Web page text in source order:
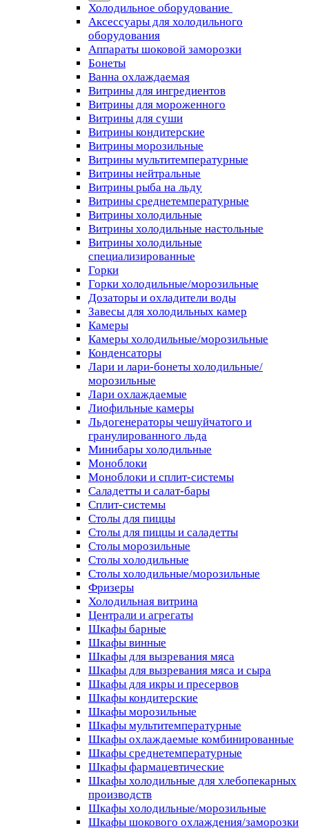
Холодильное оборудование
Аксессуары для холодильного
оборудования
Аппараты шоковой заморозки
Бонеты
Ванна охлаждаемая
Витрины для ингредиентов
Витрины для мороженного
Витрины для суши
Витрины кондитерские
Витрины морозильные
Витрины мультитемпературные
Витрины нейтральные
Витрины рыба на льду
Витрины среднетемпературные
Витрины холодильные
Витрины холодильные настольные
Витрины холодильные
специализированные
Горки
Горки холодильные/морозильные
Дозаторы и охладители воды
Завесы для холодильных камер
Камеры
Камеры холодильные/морозильные
Конденсаторы
Лари и лари-бонеты холодильные/
морозильные
Лари охлаждаемые
Лиофильные камеры
Льдогенераторы чешуйчатого и
гранулированного льда
Минибары холодильные
Моноблоки
Моноблоки и сплит-системы
Саладетты и салат-бары
Сплит-системы
Столы для пиццы
Столы для пиццы и саладетты
Столы морозильные
Столы холодильные
Столы холодильные/морозильные
Фризеры
Холодильная витрина
Централи и агрегаты
Шкафы барные
Шкафы винные
Шкафы для вызревания мяса
Шкафы для вызревания мяса и сыра
Шкафы для икры и пресервов
Шкафы кондитерские
Шкафы морозильные
Шкафы мультитемпературные
Шкафы охлаждаемые комбинированные
Шкафы среднетемпературные
Шкафы фармацевтические
Шкафы холодильные для хлебопекарных
производств
Шкафы холодильные/морозильные
Шкафы шокового охлаждения/заморозки